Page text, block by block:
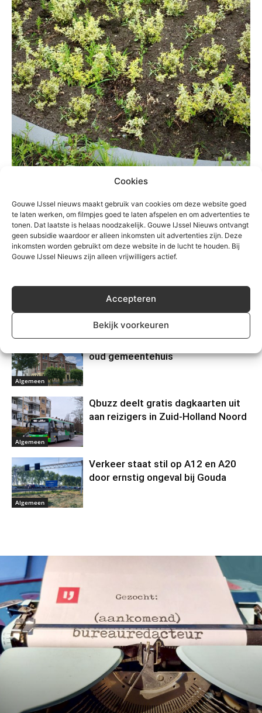
Cookies
Gouwe IJssel nieuws maakt gebruik van cookies om deze website goed
te laten werken, om filmpjes goed te laten afspelen en om advertenties te
tonen. Dat laatste is helaas noodzakelijk. Gouwe IJssel Nieuws ontvangt
geen subsidie waardoor er alleen inkomsten uit advertenties zijn. Deze
inkomsten worden gebruikt om deze website in de lucht te houden. Bij
Gouwe IJssel Nieuws zijn alleen vrijwilligers actief.
Accepteren
Bekijk voorkeuren
Gerelateerd
Algemeen
Gemeente Waddinxveen koopt
oud gemeentehuis
Algemeen
Qbuzz deelt gratis dagkaarten uit
aan reizigers in Zuid-Holland Noord
Algemeen
Verkeer staat stil op A12 en A20
door ernstig ongeval bij Gouda